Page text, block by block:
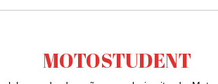
MOTOSTUDENT